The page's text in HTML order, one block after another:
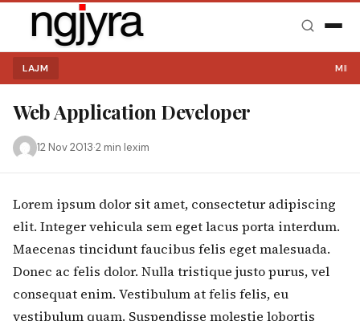
Kërko:
LAJM
Web Application Developer
12 Nov 2013·2 min lexim
Lorem ipsum dolor sit amet, consectetur adipiscing
elit. Integer vehicula sem eget lacus porta interdum.
Maecenas tincidunt faucibus felis eget malesuada.
Donec ac felis dolor. Nulla tristique justo purus, vel
consequat enim. Vestibulum at felis felis, eu
vestibulum quam. Suspendisse molestie lobortis